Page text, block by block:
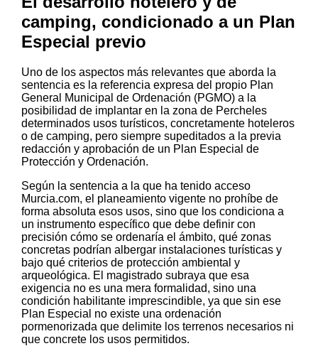
camping, condicionado a un Plan
Especial previo
Uno de los aspectos más relevantes que aborda la
sentencia es la referencia expresa del propio Plan
General Municipal de Ordenación (PGMO) a la
posibilidad de implantar en la zona de Percheles
determinados usos turísticos, concretamente hoteleros
o de camping, pero siempre supeditados a la previa
redacción y aprobación de un Plan Especial de
Protección y Ordenación.
Según la sentencia a la que ha tenido acceso
Murcia.com, el planeamiento vigente no prohíbe de
forma absoluta esos usos, sino que los condiciona a
un instrumento específico que debe definir con
precisión cómo se ordenaría el ámbito, qué zonas
concretas podrían albergar instalaciones turísticas y
bajo qué criterios de protección ambiental y
arqueológica. El magistrado subraya que esa
exigencia no es una mera formalidad, sino una
condición habilitante imprescindible, ya que sin ese
Plan Especial no existe una ordenación
pormenorizada que delimite los terrenos necesarios ni
que concrete los usos permitidos.